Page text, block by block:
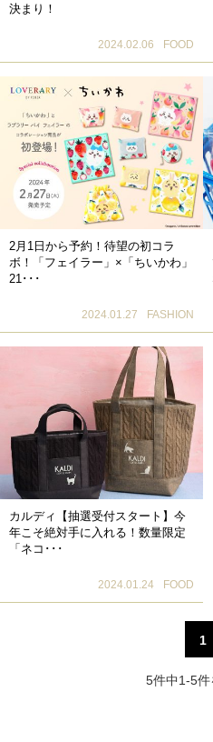
決まり！
2024.02.06 FOOD
2月1日から予約！待望の初コラ
ボ！「フェイラー」×「ちいかわ」
21･･･
2024.01.27 FASHION
カルディ【抽選受付スタート】今
年こそ絶対手に入れる！数量限定
「ネコ･･･
2024.01.24 FOOD
1
5件中1-5件